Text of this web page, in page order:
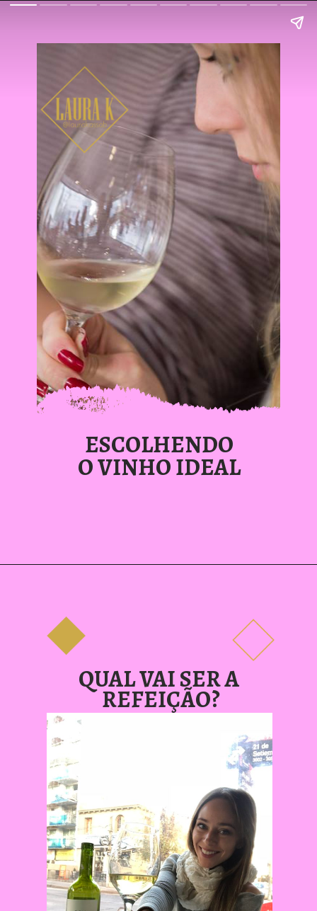
ESCOLHENDO
O VINHO IDEAL
QUAL VAI SER A
REFEIÇÃO?